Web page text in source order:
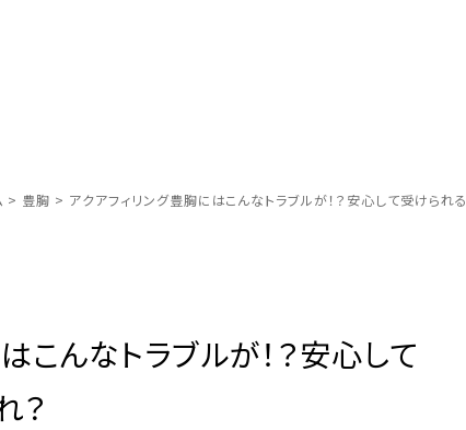
> 豊胸 > アクアフィリング豊胸にはこんなトラブルが！？安心して受けられ
こんなトラブルが！？安心して
？